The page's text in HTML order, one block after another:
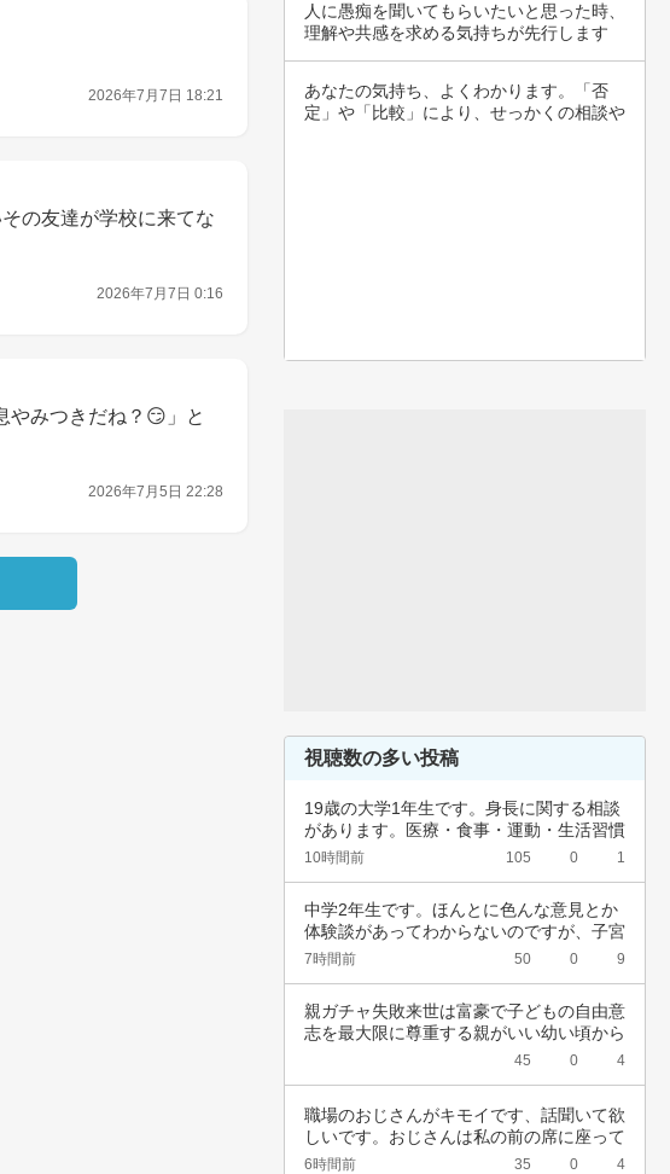
2026年7月7日 18:21
の友達が学校に来てな
2026年7月7日 0:16
やみつきだね？😏」と
2026年7月5日 22:28
人に愚痴を聞いてもらいたいと思った時、
理解や共感を求める気持ちが先行します
あなたの気持ち、よくわかります。「否
定」や「比較」により、せっかくの相談や
視聴数の多い投稿
19歳の大学1年生です。身長に関する相談
があります。医療・食事・運動・生活習慣
など、…
10時間前 105 0 1
中学2年生です。ほんとに色んな意見とか
体験談があってわからないのですが、子宮
頚がんワ…
7時間前 50 0 9
親ガチャ失敗来世は富豪で子どもの自由意
志を最大限に尊重する親がいい幼い頃から
45 0 4
職場のおじさんがキモイです、話聞いて欲
しいです。おじさんは私の前の席に座って
いて、い…
6時間前 35 0 4